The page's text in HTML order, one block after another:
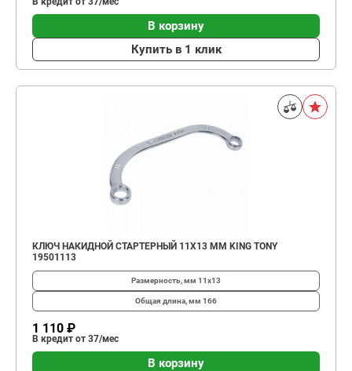
В корзину
Купить в 1 клик
КЛЮЧ НАКИДНОЙ СТАРТЕРНЫЙ 11X13 ММ KING TONY
19501113
Размерность, мм 11х13
Общая длина, мм 166
1 110 ₽
В кредит от 37/мес
В корзину